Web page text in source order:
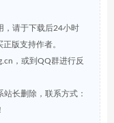
，请于下载后24小时
版支持作者。
，或到QQ群进行反
长删除，联系方式：